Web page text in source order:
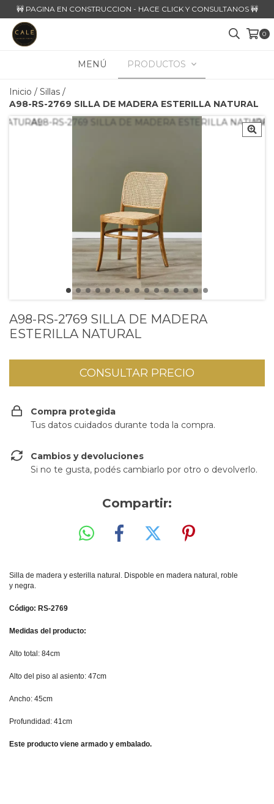
🚧 PAGINA EN CONSTRUCCION - HACE CLICK Y CONSULTANOS 🚧
0
MENÚ PRODUCTOS
Inicio / Sillas /
A98-RS-2769 SILLA DE MADERA ESTERILLA NATURAL
A98-RS-2769 SILLA DE MADERA
ESTERILLA NATURAL
Compra protegida
Tus datos cuidados durante toda la compra.
Cambios y devoluciones
Si no te gusta, podés cambiarlo por otro o devolverlo.
Compartir:
Silla de madera y esterilla natural. Dispoble en madera natural, roble
y negra.
Código: RS-2769
Medidas del producto:
Alto total: 84cm
Alto del piso al asiento: 47cm
Ancho: 45cm
Profundidad: 41cm
Este producto viene armado y embalado.